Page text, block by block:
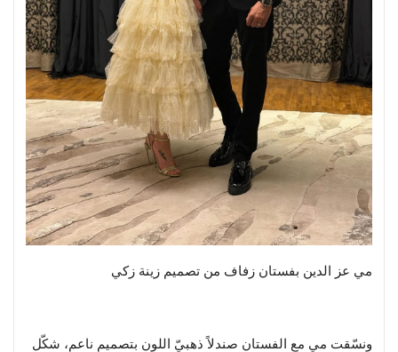
مي عز الدين بفستان زفاف من تصميم زينة زكي
ونسّقت مي مع الفستان صندلاً ذهبيّ اللون بتصميم ناعم، شكّل